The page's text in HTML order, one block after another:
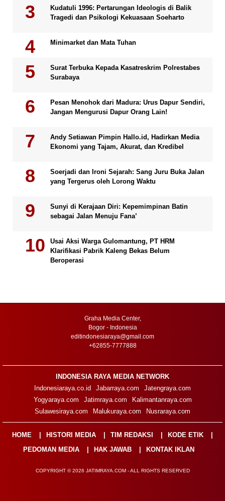
Kudatuli 1996: Pertarungan Ideologis di Balik
Tragedi dan Psikologi Kekuasaan Soeharto
Minimarket dan Mata Tuhan
Surat Terbuka Kepada Kasatreskrim Polrestabes
Surabaya
Pesan Menohok dari Madura: Urus Dapur Sendiri,
Jangan Mengurusi Dapur Orang Lain!
Andy Setiawan Pimpin Hallo.id, Hadirkan Media
Ekonomi yang Tajam, Akurat, dan Kredibel
Soerjadi dan Ironi Sejarah: Sang Juru Buka Jalan
yang Tergerus oleh Lorong Waktu
Sunyi di Kerajaan Diri: Kepemimpinan Batin
sebagai Jalan Menuju Fana’
Usai Aksi Warga Gulomantung, PT HRM
Klarifikasi Pabrik Kaleng Bekas Belum
Beroperasi
Graha Media Center,
Bogor - Indonesia
editindonesiaraya@gmail.com
+62855-7777888
INDONESIA RAYA MEDIA NETWORK
Indonesiaraya.co.id
Jabarraya.com
Jatengraya.com
Yogyaraya.com
Jatimraya.com
Kalimantanraya.com
Sulawesiraya.com
Malukuraya.com Nusraraya.com
HOME HISTORI MEDIA TIM REDAKSI
KODE ETIK
PEDOMAN MEDIA
HAK JAWAB KONTAK IKLAN
COPYRIGHT © 2026 JATIMRAYA.COM - ALL RIGHTS RESERVED